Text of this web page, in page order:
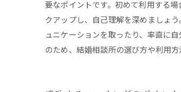
要なポイントです。初めて利用する
クアップし、自己理解を深めましょ
ュニケーションを取ったり、率直に
のため、結婚相談所の選び方や利用